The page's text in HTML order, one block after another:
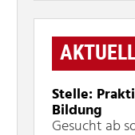
Stelle:
Bildung
Gesucht ab